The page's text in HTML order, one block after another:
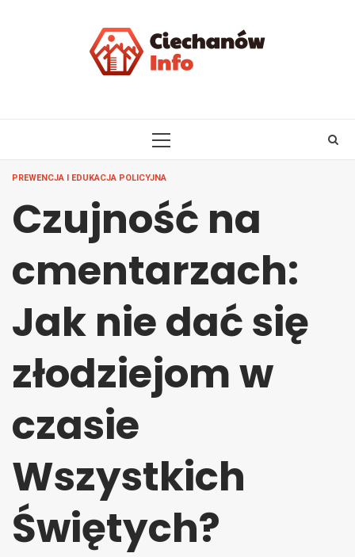
PRIMARY
PREWENCJA I EDUKACJA POLICYJNA
Czujność na
cmentarzach:
Jak nie dać się
złodziejom w
czasie
Wszystkich
Świętych?